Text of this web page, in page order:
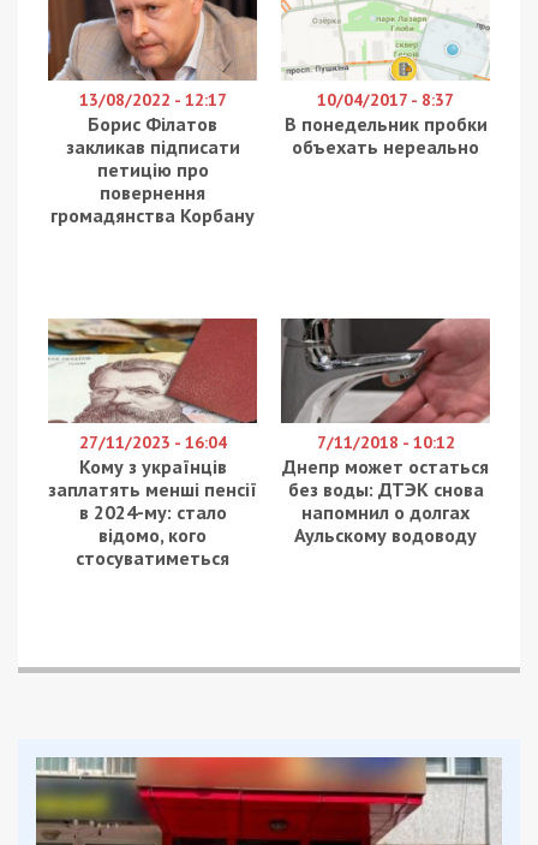
В Конгрессе принимает участие и городской
голова Днепра Борис Филатов. Он вместе с
мэром Житомира Сергеем Сухомлином были
избраны заместителями главы Палаты местных
властей Конгресса, мэра Львова Андрея
Садового.
Заместитель главы офиса Президента Кирилл
Тимошенко назвал проекты термомодернизации
Слобожанском, Богдана Хмельницкого, улице
Калиновой. В планах – термомодернизация
домов на улице Инженерной. Кроме утепления
фасада, выполняют и утепление крыши, замену
старых, изгнивших коммуникаций, установку
отдельных котелень. Да и в целом, даже внешне
фасад дома стает намного привлекательней,
похожим на новостройку. Кроме всего прочего,
термомодернизация, которую проводят местные
власти Днепра при поддержке областных может
144 миллиарда гривен.
год назад, в феврале 2021 года) стартовало
сегодня в Харькове. Во время заседания
рассмотрят такие важные темы: